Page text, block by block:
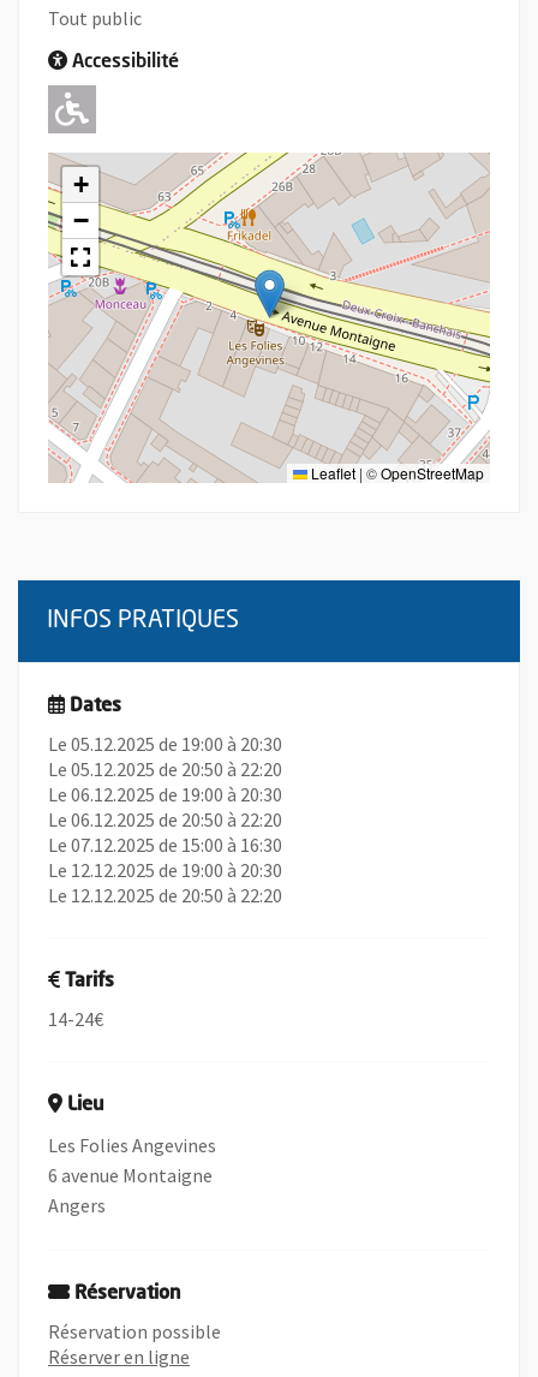
Tout public
Accessibilité
Adapté pour l'handicap Moteur
+
−
Leaflet | ©OpenStreetMap
INFOS PRATIQUES
Dates
Le 05.12.2025 de 19:00 à 20:30
Le 05.12.2025 de 20:50 à 22:20
Le 06.12.2025 de 19:00 à 20:30
Le 06.12.2025 de 20:50 à 22:20
Le 07.12.2025 de 15:00 à 16:30
Le 12.12.2025 de 19:00 à 20:30
Le 12.12.2025 de 20:50 à 22:20
Tarifs
14-24€
Lieu
Les Folies Angevines
6 avenue Montaigne
Angers
Réservation
Réservation possible
Réserver en ligne